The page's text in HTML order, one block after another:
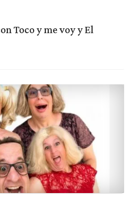
Toco y me voy y El